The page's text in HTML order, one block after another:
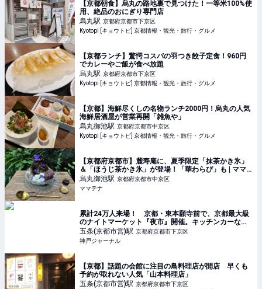
【京都朝食】烏丸の路地裏で見つけた！一等米100%使
用、絶品のおにぎり専門店
烏丸駅 京都府京都市下京区
Kyotopi [キョウトピ] 京都情報・観光・旅行・グルメ
【京都ランチ】驚愕コスパの羽つき餃子定食！960円
でカレーやご飯が食べ放題
烏丸駅 京都府京都市下京区
Kyotopi [キョウトピ] 京都情報・観光・旅行・グルメ
【京都】海鮮尽くしの名物ランチ2000円！烏丸の人気
海鮮居酒屋が営業再開「雑魚や」
烏丸御池駅 京都府京都市中京区
Kyotopi [キョウトピ] 京都情報・観光・旅行・グルメ
【京都府京都市】麓寿庵に、夏季限定「抹茶かき氷」
＆「ほうじ茶かき氷」が登場！「華わらび」も | ママ
テナ
烏丸御池駅 京都府京都市中京区
ママテナ
累計24万人来場！ 京都・東本願寺前で、京都最大級
のナイトマーケット『夜市』開催。キッチンカーなど
70店以上 | 神戸ジャーナル
五条(京都市営)駅 京都府京都市下京区
神戸ジャーナル
【京都】話題の会館に注目の鳥料理店が開店 早くも
予約が取れない人気「山本料理店」
五条(京都市営)駅 京都府京都市下京区